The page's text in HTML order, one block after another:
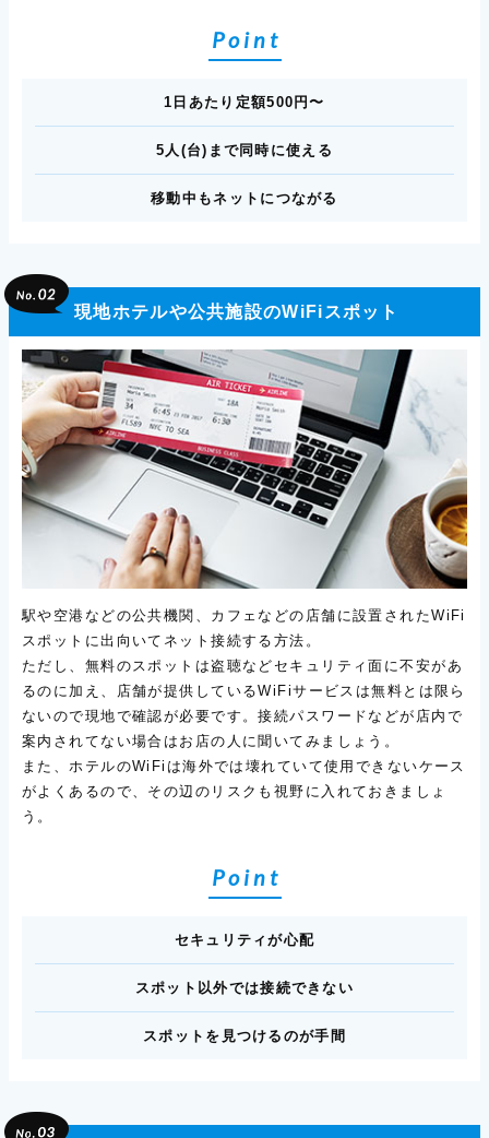
Point
1日あたり定額500円〜
5人(台)まで同時に使える
移動中もネットにつながる
現地ホテルや公共施設のWiFiスポット
駅や空港などの公共機関、カフェなどの店舗に設置されたWiFi
スポットに出向いてネット接続する方法。
ただし、無料のスポットは盗聴などセキュリティ面に不安があ
るのに加え、店舗が提供しているWiFiサービスは無料とは限ら
ないので現地で確認が必要です。接続パスワードなどが店内で
案内されてない場合はお店の人に聞いてみましょう。
また、ホテルのWiFiは海外では壊れていて使用できないケース
がよくあるので、その辺のリスクも視野に入れておきましょ
う。
Point
セキュリティが心配
スポット以外では接続できない
スポットを見つけるのが手間